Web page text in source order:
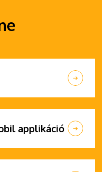
applikáció